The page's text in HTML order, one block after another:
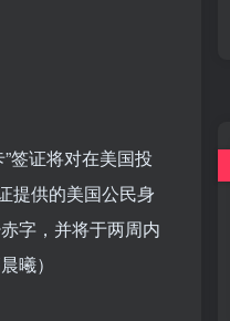
签证将对在美国投
提供的美国公民身
字，并将于两周内
曦）